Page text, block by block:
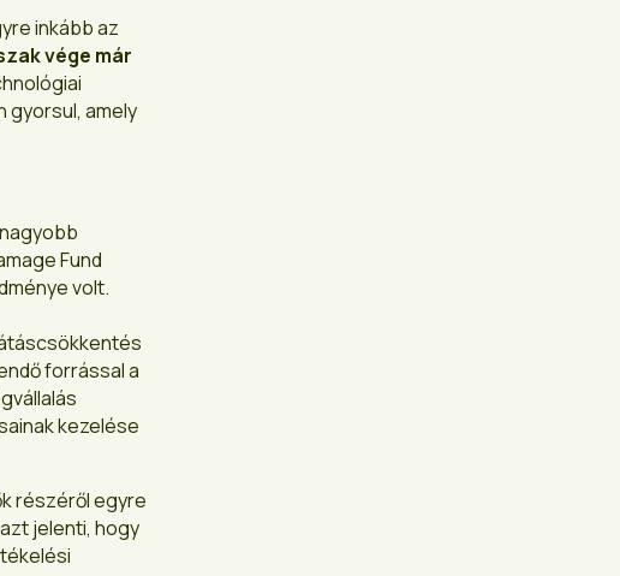
inkább az
vége már
gyorsul, amely
Fund
volt.
forrással a
kezelése
részéről egyre
jelenti, hogy